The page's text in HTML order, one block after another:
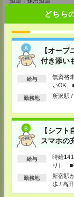
どちら
【オー
付き添い
給与
無資格
いOK
以上
勤務地 所沢駅
【シフ
スマホの
給与
時給
り） ■
る
勤務地
新宿駅
歩 / 高
メディカルケア事業
東京都新宿区新宿2-3-
TEL：0120-457-235
MAIL：
担当：採用担当
メディカルケア事
TEL：0120-934-200
東京都町田市森野1-7-
TEL：0120-453-285
MAIL：
担当：採用担当
メディカルケア事業
神奈川県横浜市保土ケ
TEL：0120-901-799
担当：採用担当